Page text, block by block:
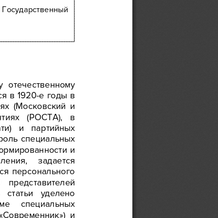
  отечественному
в   1920-е годы в
  (Московский
  и
   (РОСТА),
   в
и   партийных
роль
  специальных
  и
задается
  персонального
представителей
   статьи
   уделено
специальных
  и
Государственный